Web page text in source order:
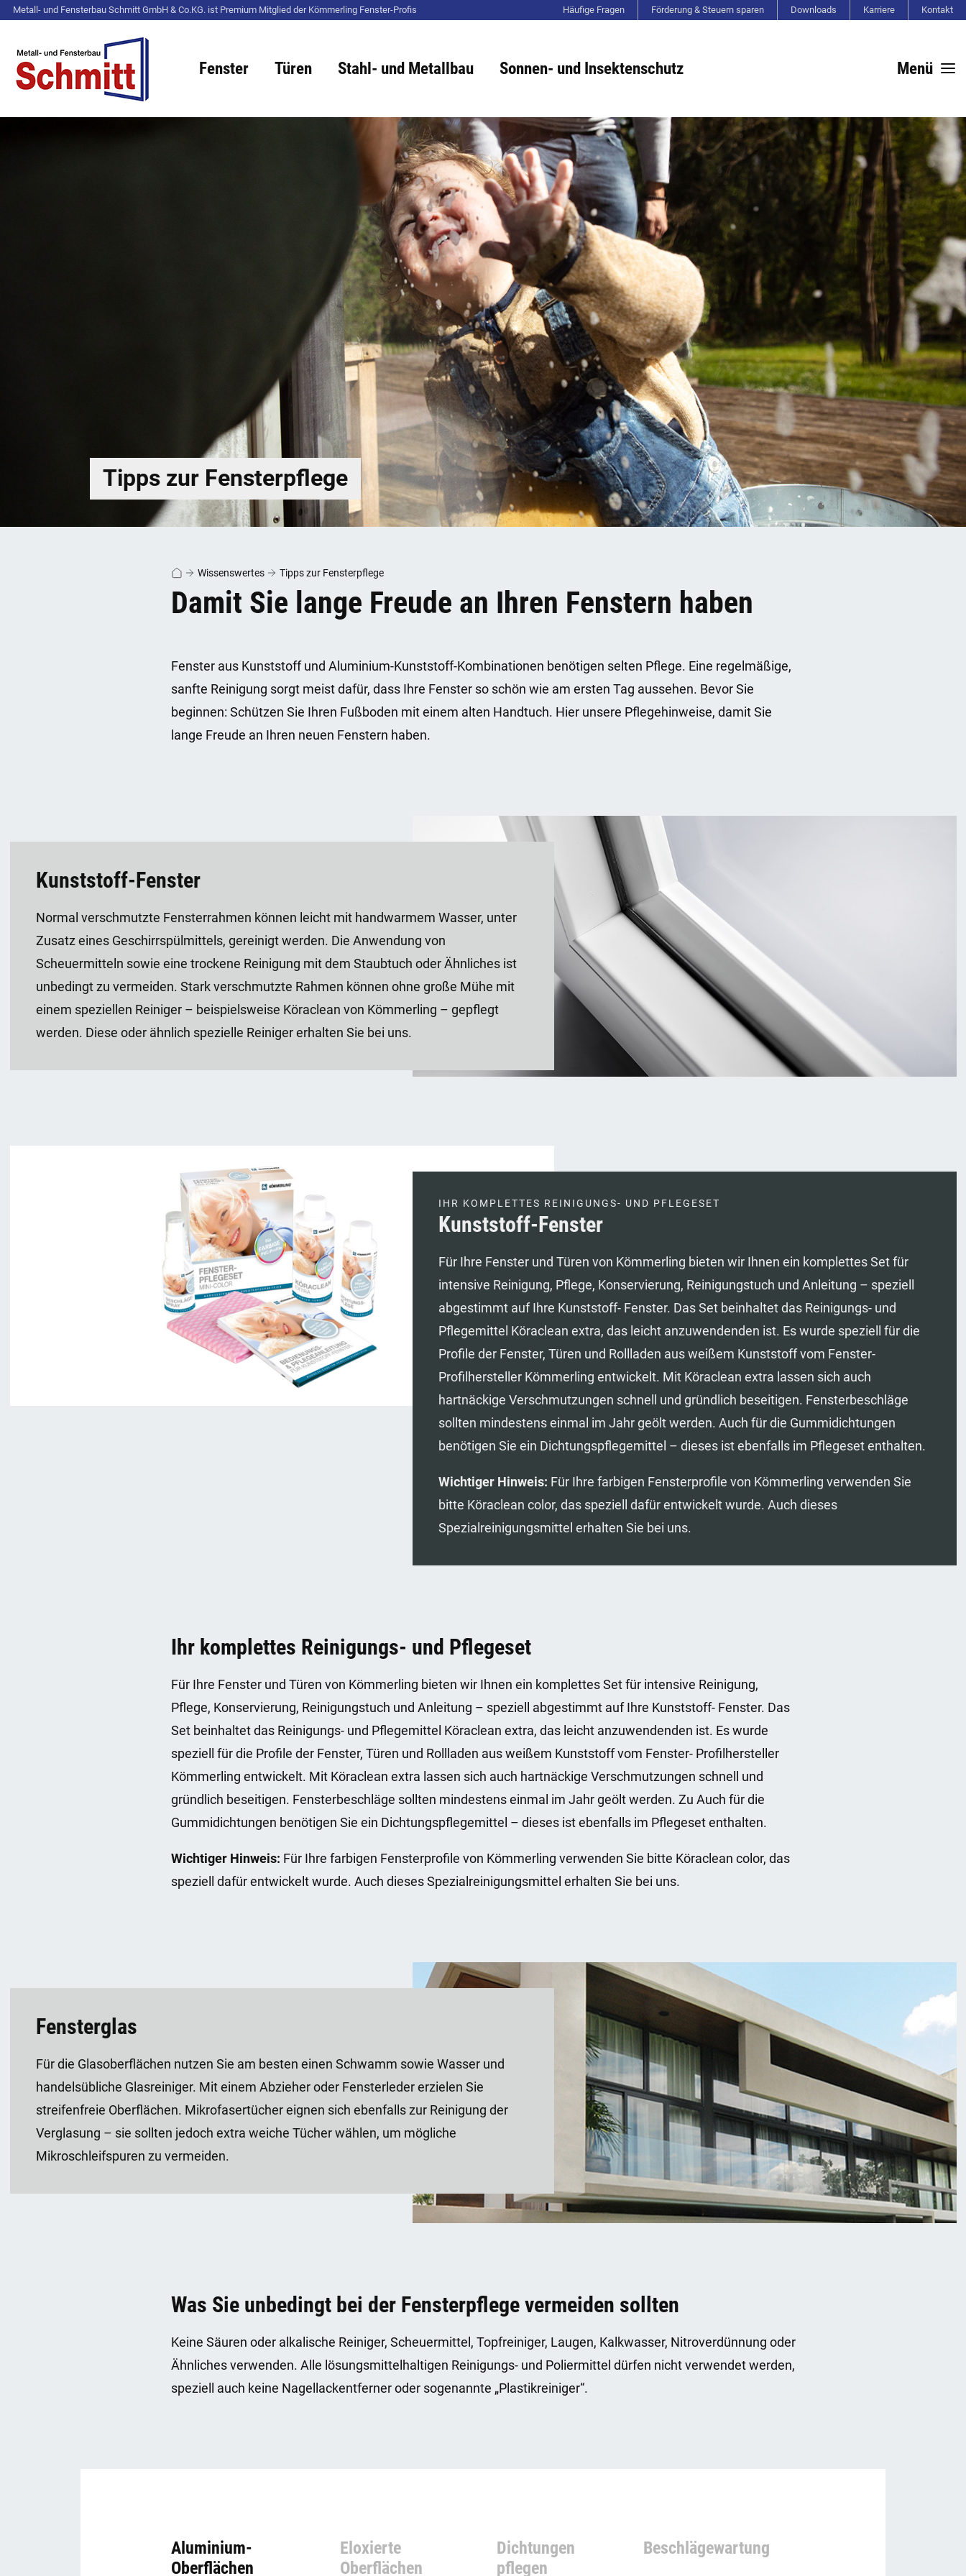
Metall- und Fensterbau Schmitt GmbH & Co.KG. ist Premium Mitglied der Kömmerling Fenster-Profis Häufige Fragen Förderung & Steuern sparen Downloads Karriere Kontakt
Fenster Türen Stahl- und Metallbau Sonnen- und Insektenschutz Menü
Tipps zur Fensterpflege
Wissenswertes Tipps zur Fensterpflege
Damit Sie lange Freude an Ihren Fenstern haben
Fenster aus Kunststoff und Aluminium-Kunststoff-Kombinationen benötigen selten Pflege. Eine regelmäßige,
sanfte Reinigung sorgt meist dafür, dass Ihre Fenster so schön wie am ersten Tag aussehen. Bevor Sie
beginnen: Schützen Sie Ihren Fußboden mit einem alten Handtuch. Hier unsere Pflegehinweise, damit Sie
lange Freude an Ihren neuen Fenstern haben.
Kunststoff-Fenster
Normal verschmutzte Fensterrahmen können leicht mit handwarmem Wasser, unter
Zusatz eines Geschirrspülmittels, gereinigt werden. Die Anwendung von
Scheuermitteln sowie eine trockene Reinigung mit dem Staubtuch oder Ähnliches ist
unbedingt zu vermeiden. Stark verschmutzte Rahmen können ohne große Mühe mit
einem speziellen Reiniger – beispielsweise Köraclean von Kömmerling – gepflegt
werden. Diese oder ähnlich spezielle Reiniger erhalten Sie bei uns.
IHR KOMPLETTES REINIGUNGS- UND PFLEGESET
Kunststoff-Fenster
Für Ihre Fenster und Türen von Kömmerling bieten wir Ihnen ein komplettes Set für
intensive Reinigung, Pflege, Konservierung, Reinigungstuch und Anleitung – speziell
abgestimmt auf Ihre Kunststoff- Fenster. Das Set beinhaltet das Reinigungs- und
Pflegemittel Köraclean extra, das leicht anzuwendenden ist. Es wurde speziell für die
Profile der Fenster, Türen und Rollladen aus weißem Kunststoff vom Fenster-
Profilhersteller Kömmerling entwickelt. Mit Köraclean extra lassen sich auch
hartnäckige Verschmutzungen schnell und gründlich beseitigen. Fensterbeschläge
sollten mindestens einmal im Jahr geölt werden. Auch für die Gummidichtungen
benötigen Sie ein Dichtungspflegemittel – dieses ist ebenfalls im Pflegeset enthalten.
Wichtiger Hinweis: Für Ihre farbigen Fensterprofile von Kömmerling verwenden Sie
bitte Köraclean color, das speziell dafür entwickelt wurde. Auch dieses
Spezialreinigungsmittel erhalten Sie bei uns.
Ihr komplettes Reinigungs- und Pflegeset
Für Ihre Fenster und Türen von Kömmerling bieten wir Ihnen ein komplettes Set für intensive Reinigung,
Pflege, Konservierung, Reinigungstuch und Anleitung – speziell abgestimmt auf Ihre Kunststoff- Fenster. Das
Set beinhaltet das Reinigungs- und Pflegemittel Köraclean extra, das leicht anzuwendenden ist. Es wurde
speziell für die Profile der Fenster, Türen und Rollladen aus weißem Kunststoff vom Fenster- Profilhersteller
Kömmerling entwickelt. Mit Köraclean extra lassen sich auch hartnäckige Verschmutzungen schnell und
gründlich beseitigen. Fensterbeschläge sollten mindestens einmal im Jahr geölt werden. Zu Auch für die
Gummidichtungen benötigen Sie ein Dichtungspflegemittel – dieses ist ebenfalls im Pflegeset enthalten.
Wichtiger Hinweis: Für Ihre farbigen Fensterprofile von Kömmerling verwenden Sie bitte Köraclean color, das
speziell dafür entwickelt wurde. Auch dieses Spezialreinigungsmittel erhalten Sie bei uns.
Fensterglas
Für die Glasoberflächen nutzen Sie am besten einen Schwamm sowie Wasser und
handelsübliche Glasreiniger. Mit einem Abzieher oder Fensterleder erzielen Sie
streifenfreie Oberflächen. Mikrofasertücher eignen sich ebenfalls zur Reinigung der
Verglasung – sie sollten jedoch extra weiche Tücher wählen, um mögliche
Mikroschleifspuren zu vermeiden.
Was Sie unbedingt bei der Fensterpflege vermeiden sollten
Keine Säuren oder alkalische Reiniger, Scheuermittel, Topfreiniger, Laugen, Kalkwasser, Nitroverdünnung oder
Ähnliches verwenden. Alle lösungsmittelhaltigen Reinigungs- und Poliermittel dürfen nicht verwendet werden,
speziell auch keine Nagellackentferner oder sogenannte „Plastikreiniger“.
Aluminium-
Oberflächen
Eloxierte
Oberflächen
Dichtungen
pflegen
Beschlägewartung